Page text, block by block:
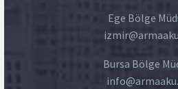
Ege Bölge
Bursa Bölge